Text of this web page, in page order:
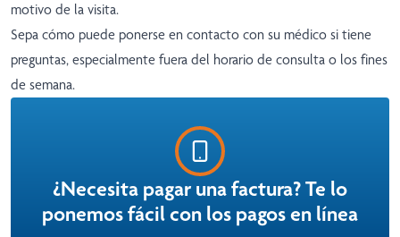
motivo de la visita.
Sepa cómo puede ponerse en contacto con su médico si tiene
preguntas, especialmente fuera del horario de consulta o los fines
de semana.
¿Necesita pagar una factura? Te lo
ponemos fácil con los pagos en línea